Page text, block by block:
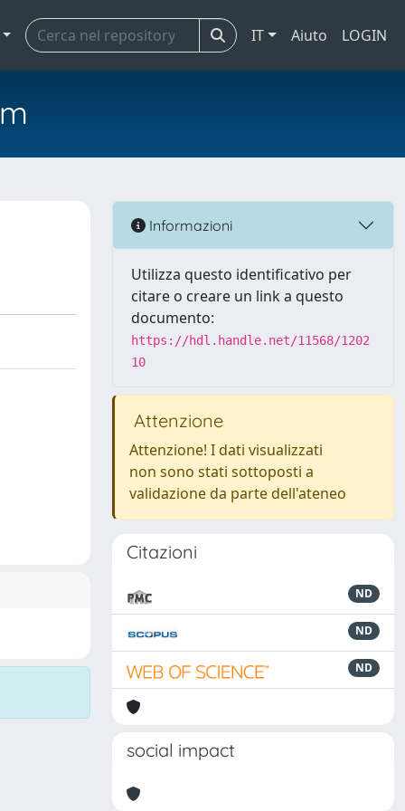
IT Aiuto LOGIN
Informazioni
Utilizza questo identificativo per
citare o creare un link a questo
documento:
https://hdl.handle.net/11568/1202
10
Attenzione
Attenzione! I dati visualizzati
non sono stati sottoposti a
validazione da parte dell'ateneo
Citazioni
ND
ND
ND
social impact